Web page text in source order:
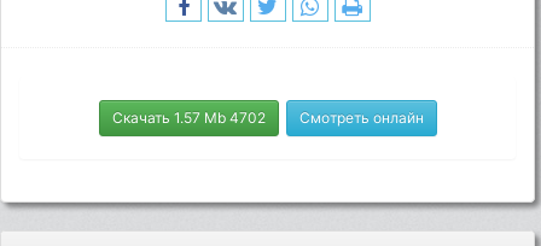
Скачать 1.57 Mb 4702 Смотреть онлайн